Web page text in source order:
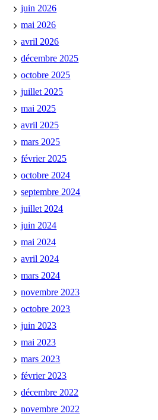
juin 2026
mai 2026
avril 2026
décembre 2025
octobre 2025
juillet 2025
mai 2025
avril 2025
mars 2025
février 2025
octobre 2024
septembre 2024
juillet 2024
juin 2024
mai 2024
avril 2024
mars 2024
novembre 2023
octobre 2023
juin 2023
mai 2023
mars 2023
février 2023
décembre 2022
novembre 2022